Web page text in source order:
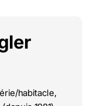
habitacle,